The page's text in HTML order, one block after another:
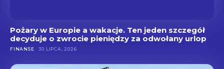
Pożary w Europie a wakacje. Ten jeden szczegół
decyduje o zwrocie pieniędzy za odwołany urlop
FINANSE 30 LIPCA, 2026